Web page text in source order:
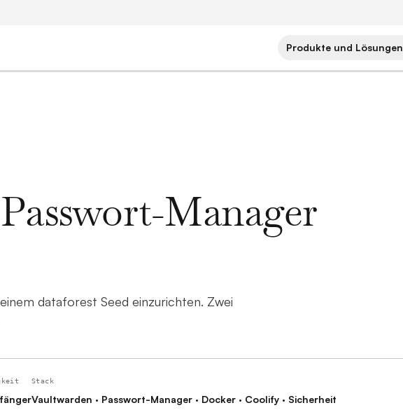
Produkte und Lösungen
Manager
dataforest Seed einzurichten. Zwei
Stack
Vaultwarden · Passwort-Manager · Docker · Coolify · Sicherheit